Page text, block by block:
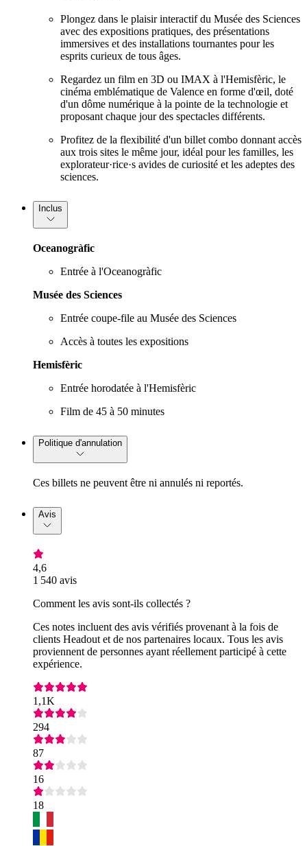
Plongez dans le plaisir interactif du Musée des Sciences
avec des expositions pratiques, des présentations
immersives et des installations tournantes pour les
esprits curieux de tous âges.
Regardez un film en 3D ou IMAX à l'Hemisfèric, le
cinéma emblématique de Valence en forme d'œil, doté
d'un dôme numérique à la pointe de la technologie et
proposant chaque jour des spectacles différents.
Profitez de la flexibilité d'un billet combo donnant accès
aux trois sites le même jour, idéal pour les familles, les
explorateur·rice·s avides de curiosité et les adeptes des
sciences.
Inclus
Oceanogràfic
Entrée à l'Oceanogràfic
Musée des Sciences
Entrée coupe-file au Musée des Sciences
Accès à toutes les expositions
Hemisfèric
Entrée horodatée à l'Hemisfèric
Film de 45 à 50 minutes
Politique d'annulation
Ces billets ne peuvent être ni annulés ni reportés.
Avis
4,6
1 540 avis
Comment les avis sont-ils collectés ?
Ces notes incluent des avis vérifiés provenant à la fois de
clients Headout et de nos partenaires locaux. Tous les avis
proviennent de personnes ayant réellement participé à cette
expérience.
1,1K
294
87
16
18